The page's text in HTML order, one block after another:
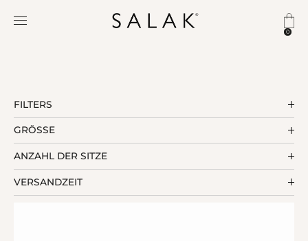
0
FILTERS
GRÖSSE
ANZAHL DER SITZE
VERSANDZEIT